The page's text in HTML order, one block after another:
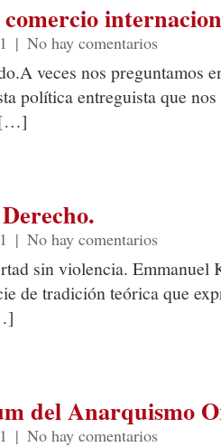
| No hay comentarios
veces nos preguntamos
política entreguista que
[…]
| No hay comentarios
sin violencia.
de tradición teórica que
del Anarquismo
| No hay comentarios